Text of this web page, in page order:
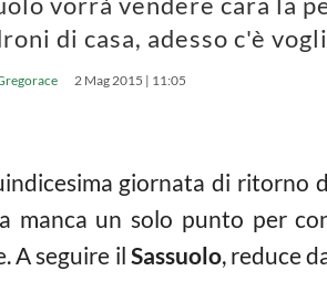
di casa, adesso c'è
2 Mag 2015 | 11:05
giornata di ritorno
manca un solo punto per
A seguire ilSassuolo, reduce